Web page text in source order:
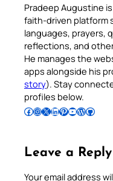
Pradeep Augustine
faith-driven platform
languages, prayers,
reflections, and
He manages the
apps alongside his
story). Stay
profiles below.
Follow Pradeep on Facebook Follow Pradeep on InstagramFollow Pradeep on X Follow Pradeep on LinkedIn Follow Pradeep on Pinterest Subscribe to Pradeep’s Youtube Channel Follow Pradeep on WordPress Follow Pradeep on GitHub
Leave a Reply
Your email address